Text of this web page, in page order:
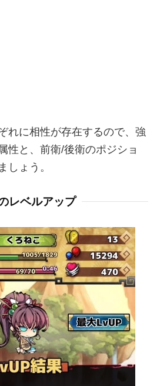
れに相性が存在するので、強
性と、前衛/後衛のポジショ
しょう。
レベルアップ